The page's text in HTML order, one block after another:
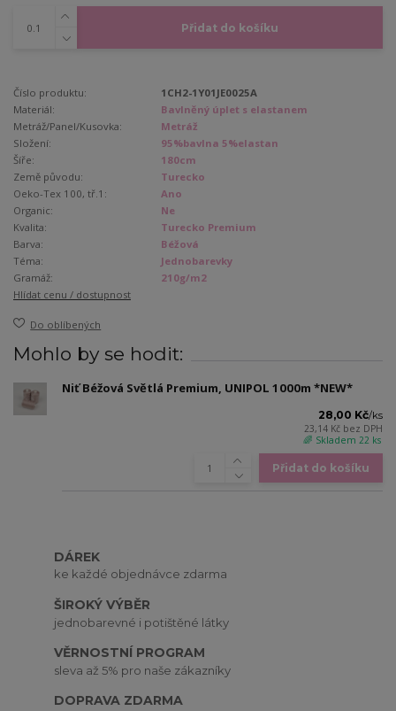
Přidat do košíku
Číslo produktu:
1CH2-1Y01JE0025A
Materiál:
Bavlněný úplet s elastanem
Metráž/Panel/Kusovka:
Metráž
Složení:
95%bavlna 5%elastan
Šíře:
180cm
Země původu:
Turecko
Oeko-Tex 100, tř.1:
Ano
Organic:
Ne
Kvalita:
Turecko Premium
Barva:
Béžová
Téma:
Jednobarevky
Gramáž:
210g/m2
Hlídat cenu / dostupnost
Do oblíbených
Mohlo by se hodit:
Niť Béžová Světlá Premium, UNIPOL 1000m *NEW*
28,00 Kč/ks
23,14 Kč bez DPH
🌈 Skladem 22 ks
Přidat do košíku
DÁREK
ke každé objednávce zdarma
ŠIROKÝ VÝBĚR
jednobarevné i potištěné látky
VĚRNOSTNÍ PROGRAM
sleva až 5% pro naše zákazníky
DOPRAVA ZDARMA